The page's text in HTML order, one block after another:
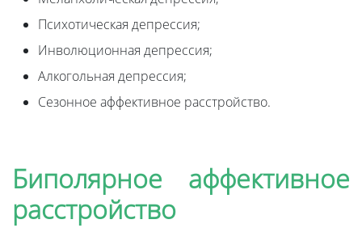
Психотическая депрессия;
Инволюционная депрессия;
Алкогольная депрессия;
Сезонное аффективное расстройство.
Биполярное аффективное
расстройство